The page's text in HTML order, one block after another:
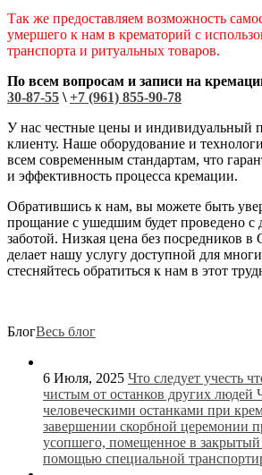
Так же предоставляем возможность
умершего к нам в крематорий с
транспорта и ритуальных товаров.
По всем вопросам и записи на
30-87-55 \+7 (961) 855-90-78
У нас честные цены и индивидуальный
клиенту. Наше оборудование и
всем современным стандартам, что
и эффективность процесса кремации.
Обратившись к нам, вы можете быть
прощание с ушедшим будет проведено с
заботой. Низкая цена без посредников в
делает нашу услугу доступной для
стесняйтесь обратиться к нам в этот
БлогВесь блог
6 Июля, 2025 Что следует учесть
чистым от останков других людей
человеческими останками при
завершении скорбной церемонии
усопшего, помещенное в закрытый
помощью специальной